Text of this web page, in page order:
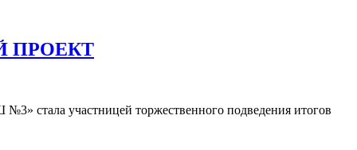
ПРОЕКТ
стала участницей торжественного подведения итогов